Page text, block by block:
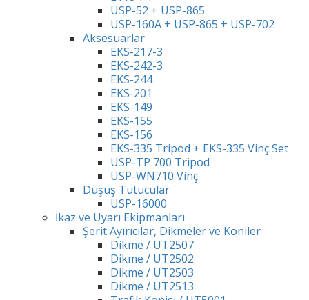
USP-52 + USP-865
USP-160A + USP-865 + USP-702
Aksesuarlar
EKS-217-3
EKS-242-3
EKS-244
EKS-201
EKS-149
EKS-155
EKS-156
EKS-335 Tripod + EKS-335 Vinç Set
USP-TP 700 Tripod
USP-WN710 Vinç
Düşüş Tutucular
USP-16000
İkaz ve Uyarı Ekipmanları
Şerit Ayırıcılar, Dikmeler ve Koniler
Dikme / UT2507
Dikme / UT2502
Dikme / UT2503
Dikme / UT2513